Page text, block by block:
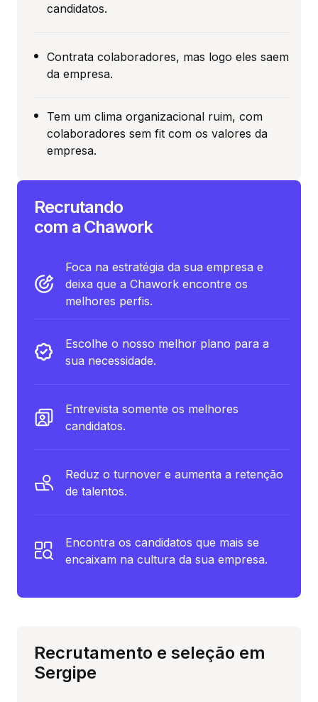
candidatos.
Contrata colaboradores, mas logo eles saem
da empresa.
Tem um clima organizacional ruim, com
colaboradores sem fit com os valores da
empresa.
Recrutando
com a Chawork
Foca na estratégia da sua empresa e
deixa que a Chawork encontre os
melhores perfis.
Escolhe o nosso melhor plano para a
sua necessidade.
Entrevista somente os melhores
candidatos.
Reduz o turnover e aumenta a retenção
de talentos.
Encontra os candidatos que mais se
encaixam na cultura da sua empresa.
Recrutamento e seleção em
Sergipe